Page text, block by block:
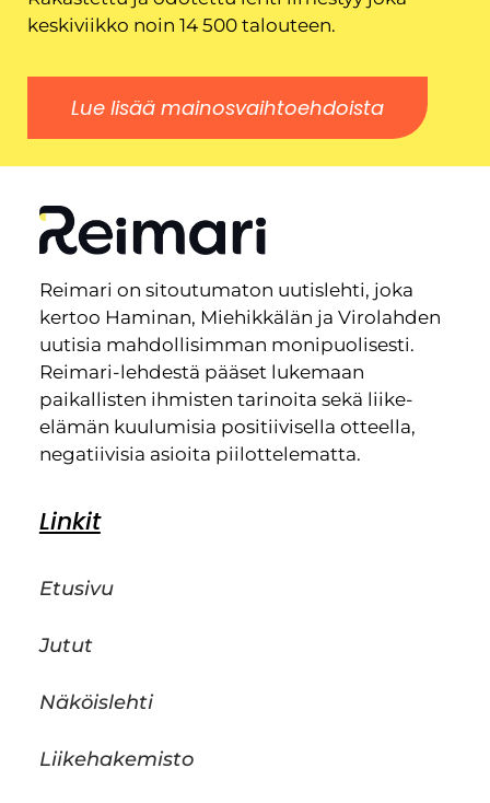
keskiviikko noin 14 500 talouteen.
Lue lisää mainosvaihtoehdoista
Reimari on sitoutumaton uutislehti, joka
kertoo Haminan, Miehikkälän ja Virolahden
uutisia mahdollisimman monipuolisesti.
Reimari-lehdestä pääset lukemaan
paikallisten ihmisten tarinoita sekä liike-
elämän kuulumisia positiivisella otteella,
negatiivisia asioita piilottelematta.
Linkit
Etusivu
Jutut
Näköislehti
Liikehakemisto